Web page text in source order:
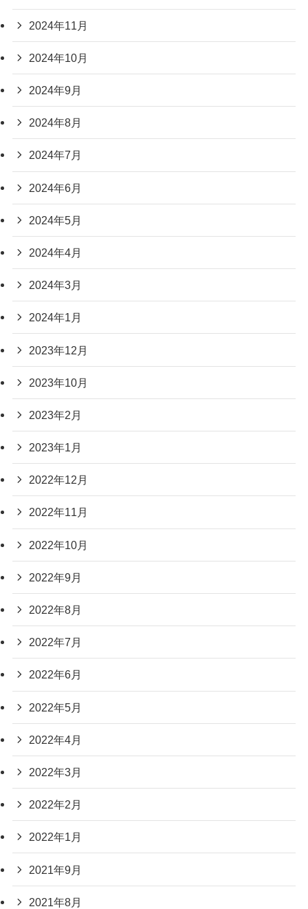
2024年11月
2024年10月
2024年9月
2024年8月
2024年7月
2024年6月
2024年5月
2024年4月
2024年3月
2024年1月
2023年12月
2023年10月
2023年2月
2023年1月
2022年12月
2022年11月
2022年10月
2022年9月
2022年8月
2022年7月
2022年6月
2022年5月
2022年4月
2022年3月
2022年2月
2022年1月
2021年9月
2021年8月